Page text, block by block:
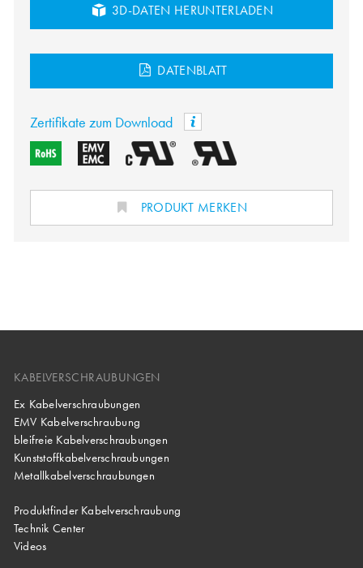
3D-DATEN HERUNTERLADEN
DATENBLATT
Zertifikate zum Download
PRODUKT MERKEN
KABELVERSCHRAUBUNGEN
Ex Kabelverschraubungen
EMV Kabelverschraubung
bleifreie Kabelverschraubungen
Kunststoffkabelverschraubungen
Metallkabelverschraubungen
Produktfinder Kabelverschraubung
Technik Center
Videos